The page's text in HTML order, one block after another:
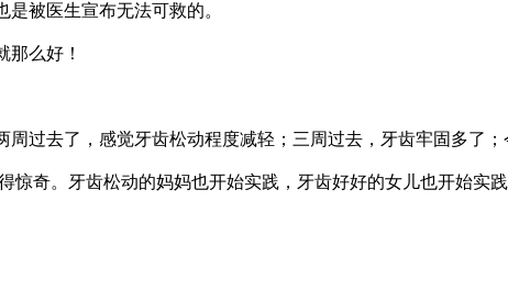
被医生宣布无法可救的。
那么好！
周过去了，感觉牙齿松动程度减轻；三周过去，牙齿牢固多了
惊奇。牙齿松动的妈妈也开始实践，牙齿好好的女儿也开始实